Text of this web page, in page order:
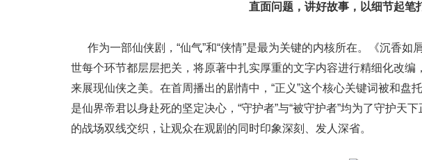
直面问题，讲好故事，以细节起笔
作为一部仙侠剧，“仙气”和“侠情”是最为关键的内核所在。《沉香
世每个环节都层层把关，将原著中扎实厚重的文字内容进行精细化改
来展现仙侠之美。在首周播出的剧情中，“正义”这个核心关键词被和盘
是仙界帝君以身赴死的坚定决心，“守护者”与“被守护者”均为了守护天
的战场双线交织，让观众在观剧的同时印象深刻、发人深省。